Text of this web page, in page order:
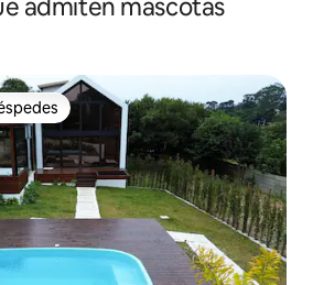
admiten mascotas
entre huéspedes